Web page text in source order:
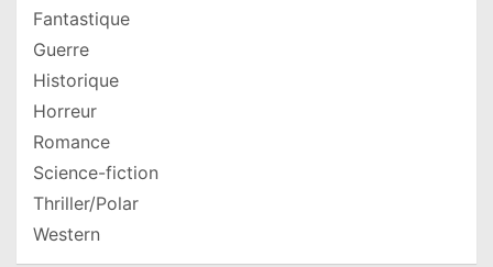
Fantastique
Guerre
Historique
Horreur
Romance
Science-fiction
Thriller/Polar
Western